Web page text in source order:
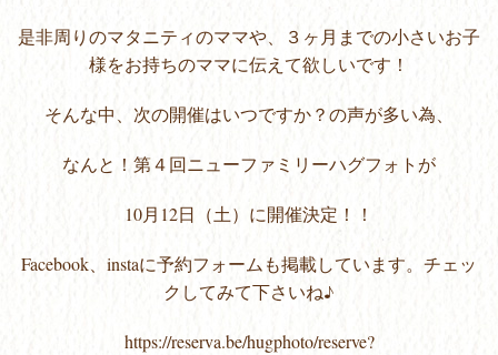
是非周りのマタニティのママや、３ヶ月までの小さいお子
様をお持ちのママに伝えて欲しいです！
そんな中、次の開催はいつですか？の声が多い為、
なんと！第４回ニューファミリーハグフォトが
10月12日（土）に開催決定！！
Facebook、instaに予約フォームも掲載しています。チェッ
クしてみて下さいね♪
https://reserva.be/hugphoto/reserve?